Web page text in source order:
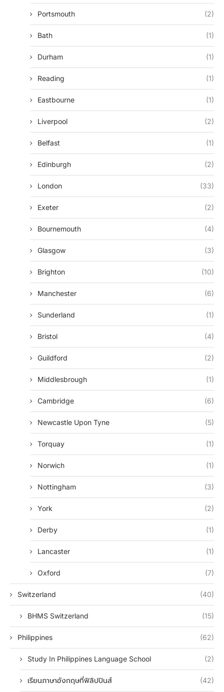
Portsmouth (2)
Bath (1)
Durham (1)
Reading (1)
Eastbourne (1)
Liverpool (2)
Belfast (1)
Edinburgh (2)
London (33)
Exeter (2)
Bournemouth (4)
Glasgow (3)
Brighton (10)
Manchester (6)
Sunderland (1)
Bristol (4)
Guildford (2)
Middlesbrough (1)
Cambridge (6)
Newcastle Upon Tyne (5)
Torquay (1)
Norwich (1)
Nottingham (3)
York (2)
Derby (1)
Lancaster (1)
Oxford (7)
Switzerland (40)
BHMS Switzerland (15)
Philippines (62)
Study In Philippines Language School (2)
เรียนภาษาอังกฤษที่ฟิลิปปินส์ (42)